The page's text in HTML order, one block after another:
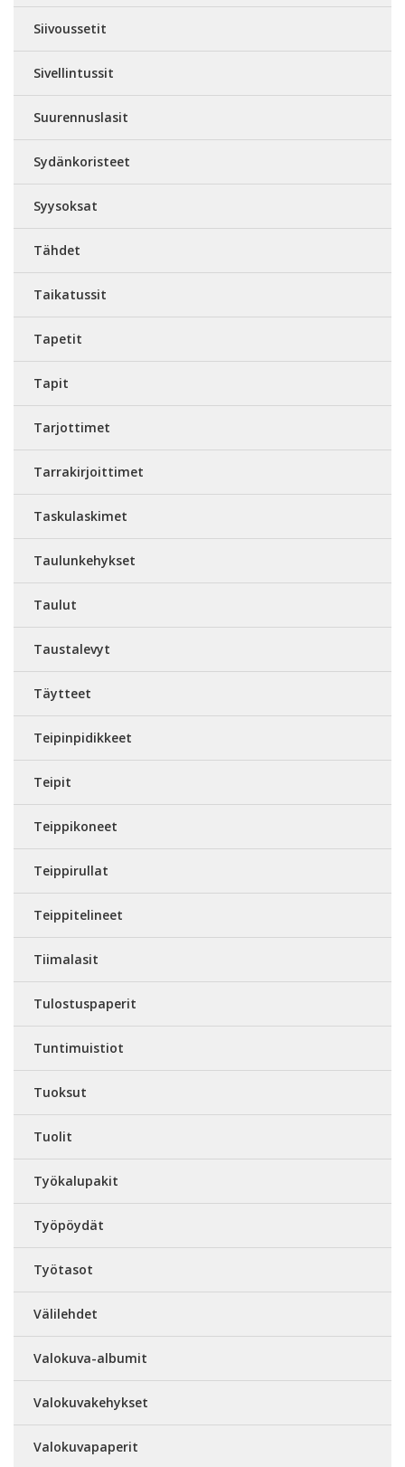
Siivoussetit
Sivellintussit
Suurennuslasit
Sydänkoristeet
Syysoksat
Tähdet
Taikatussit
Tapetit
Tapit
Tarjottimet
Tarrakirjoittimet
Taskulaskimet
Taulunkehykset
Taulut
Taustalevyt
Täytteet
Teipinpidikkeet
Teipit
Teippikoneet
Teippirullat
Teippitelineet
Tiimalasit
Tulostuspaperit
Tuntimuistiot
Tuoksut
Tuolit
Työkalupakit
Työpöydät
Työtasot
Välilehdet
Valokuva-albumit
Valokuvakehykset
Valokuvapaperit